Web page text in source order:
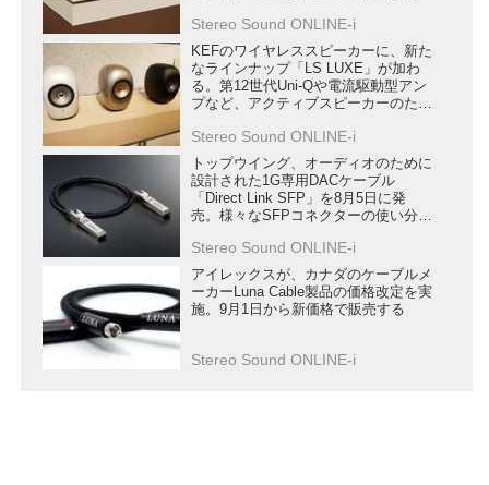
Stereo Sound ONLINE-i
KEFのワイヤレススピーカーに、新た
なラインナップ「LS LUXE」が加わ
る。第12世代Uni-Qや電流駆動型アン
プなど、アクティブスピーカーのため
Stereo Sound ONLINE-i
トップウイング、オーディオのために
設計された1G専用DACケーブル
「Direct Link SFP」を8月5日に発
売。様々なSFPコネクターの使い分け
Stereo Sound ONLINE-i
アイレックスが、カナダのケーブルメ
ーカーLuna Cable製品の価格改定を実
施。9月1日から新価格で販売する
Stereo Sound ONLINE-i